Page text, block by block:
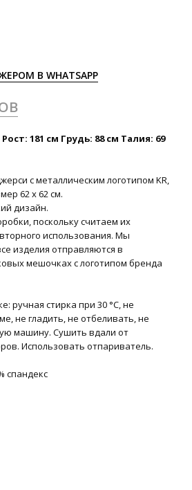
В WHATSAPP
181 см Грудь: 88 см Талия: 69
с металлическим логотипом KR,
62 x 62 см.
дизайн.
поскольку считаем их
использования. Мы
изделия отправляются в
мешочках с логотипом бренда
ручная стирка при 30 °C, не
не гладить, не отбеливать, не
машину. Сушить вдали от
Использовать отпариватель.
спандекс